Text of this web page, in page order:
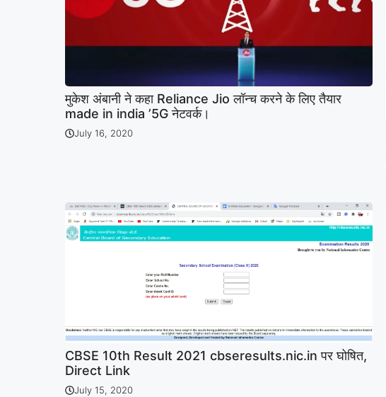
मुकेश अंबानी ने कहा Reliance Jio लॉन्च करने के लिए तैयार
made in india ’5G नेटवर्क।
July 16, 2020
CBSE 10th Result 2021 cbseresults.nic.in पर घोषित,
Direct Link
July 15, 2020